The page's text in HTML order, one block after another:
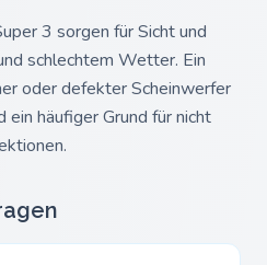
3 sorgen für Sicht und
schlechtem Wetter. Ein
oder defekter Scheinwerfer
ein häufiger Grund für nicht